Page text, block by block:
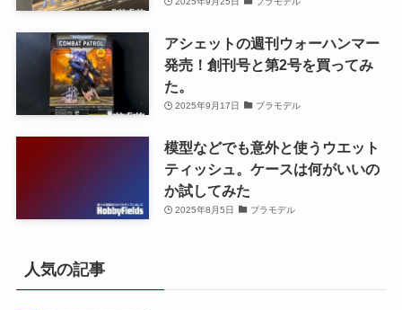
アシェットの週刊ウォーハンマー
発売！創刊号と第2号を買ってみ
た。
2025年9月17日 プラモデル
模型などでも意外と使うウエット
ティッシュ。ケースは何がいいの
か試してみた
2025年8月5日 プラモデル
人気の記事